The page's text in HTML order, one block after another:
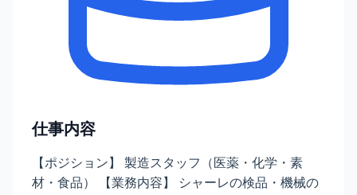
仕事内容
【ポジション】 製造スタッフ（医薬・化学・素
材・食品） 【業務内容】 シャーレの検品・機械の